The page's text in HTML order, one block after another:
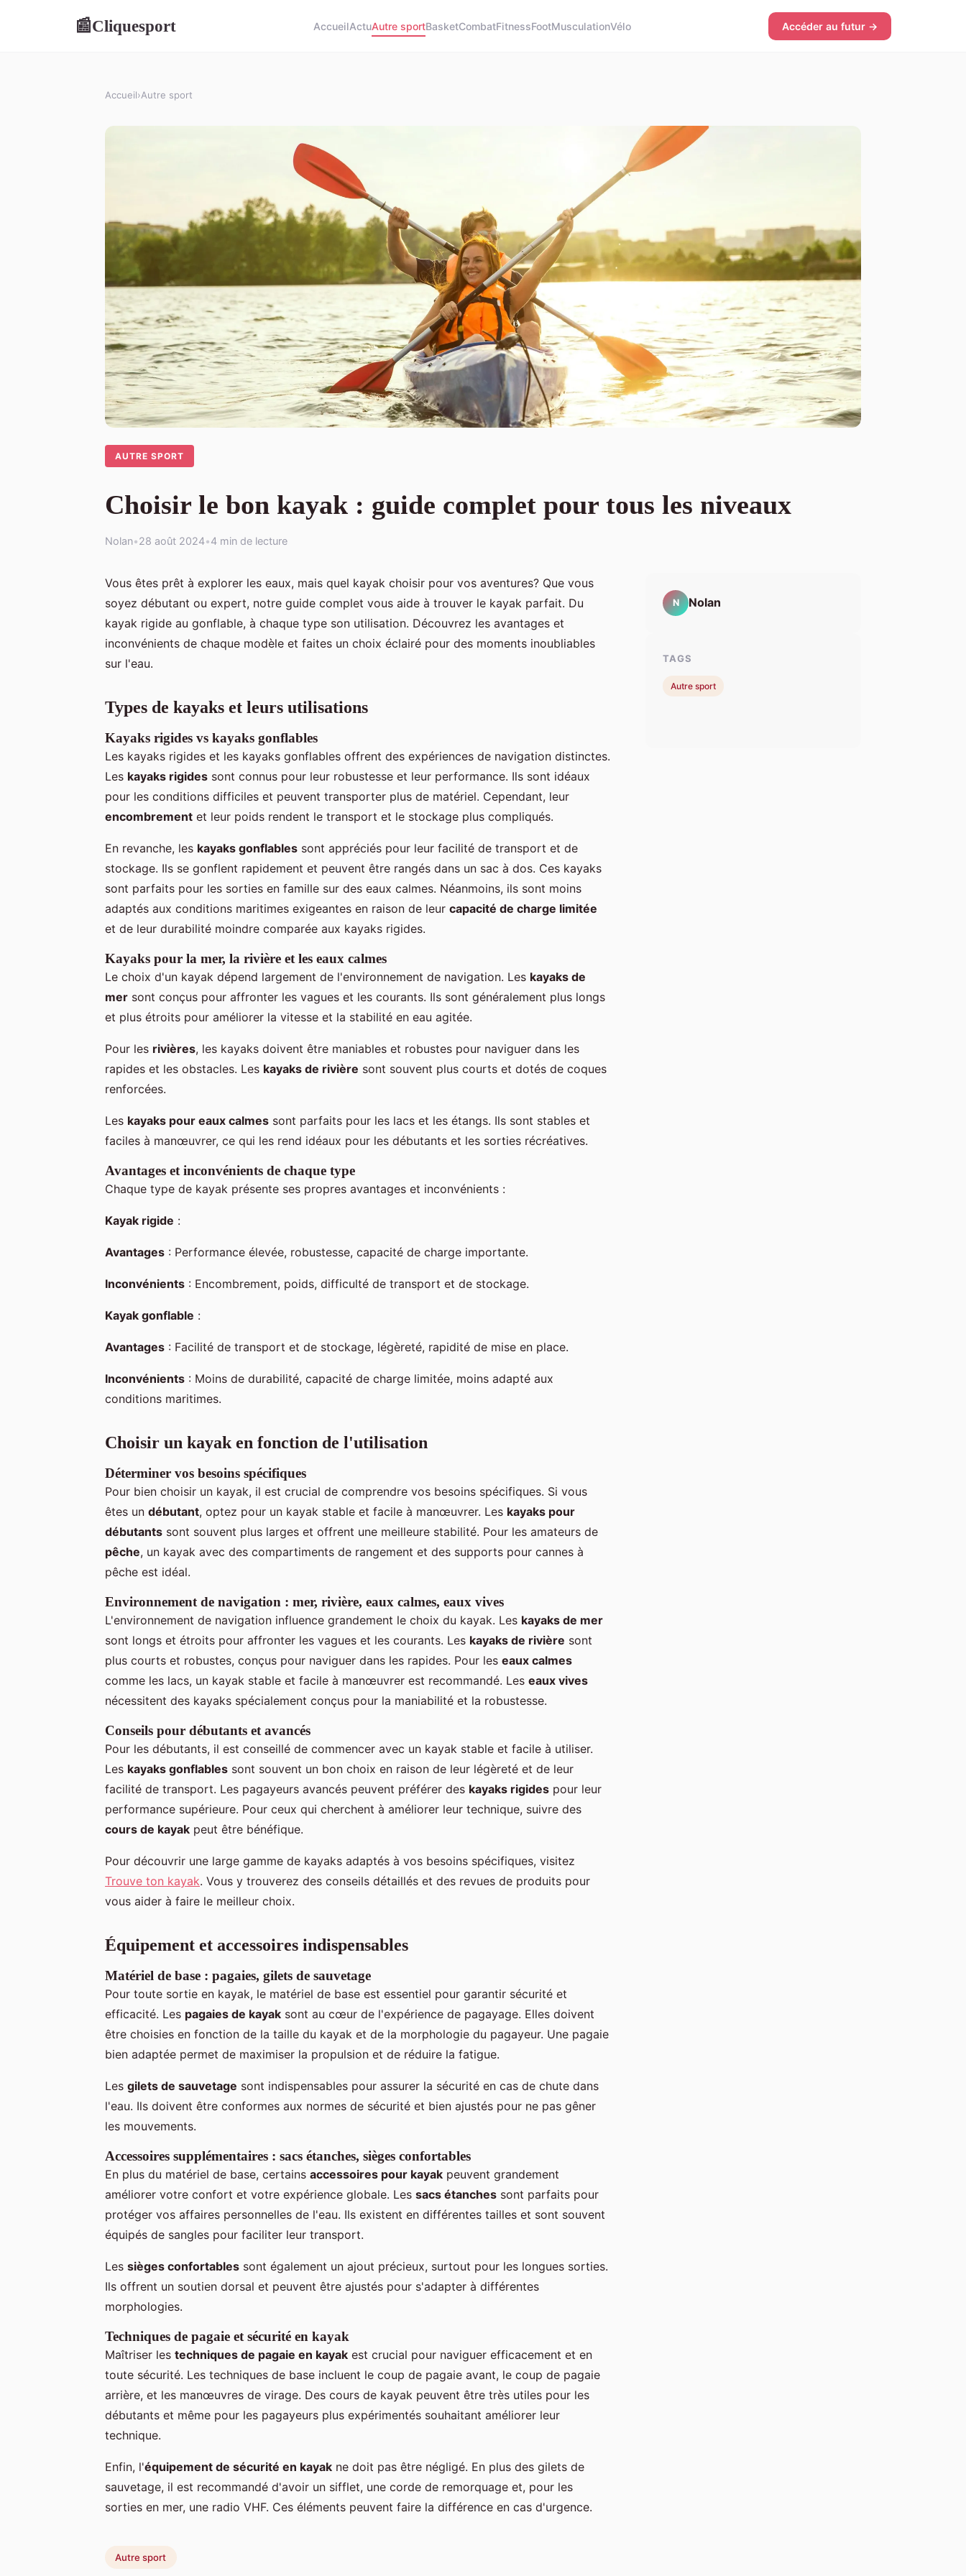
📰Cliquesport AccueilActuAutre sportBasketCombatFitnessFootMusculationVélo Accéder au futur →
Accueil›Autre sport
AUTRE SPORT
Choisir le bon kayak : guide complet pour tous les niveaux
Nolan•28 août 2024•4 min de lecture
Vous êtes prêt à explorer les eaux, mais quel kayak choisir pour vos aventures? Que vous
soyez débutant ou expert, notre guide complet vous aide à trouver le kayak parfait. Du
kayak rigide au gonflable, à chaque type son utilisation. Découvrez les avantages et
inconvénients de chaque modèle et faites un choix éclairé pour des moments inoubliables
sur l'eau.
Types de kayaks et leurs utilisations
Kayaks rigides vs kayaks gonflables
Les kayaks rigides et les kayaks gonflables offrent des expériences de navigation distinctes.
Les kayaks rigides sont connus pour leur robustesse et leur performance. Ils sont idéaux
pour les conditions difficiles et peuvent transporter plus de matériel. Cependant, leur
encombrement et leur poids rendent le transport et le stockage plus compliqués.
En revanche, les kayaks gonflables sont appréciés pour leur facilité de transport et de
stockage. Ils se gonflent rapidement et peuvent être rangés dans un sac à dos. Ces kayaks
sont parfaits pour les sorties en famille sur des eaux calmes. Néanmoins, ils sont moins
adaptés aux conditions maritimes exigeantes en raison de leur capacité de charge limitée
et de leur durabilité moindre comparée aux kayaks rigides.
Kayaks pour la mer, la rivière et les eaux calmes
Le choix d'un kayak dépend largement de l'environnement de navigation. Les kayaks de
mer sont conçus pour affronter les vagues et les courants. Ils sont généralement plus longs
et plus étroits pour améliorer la vitesse et la stabilité en eau agitée.
Pour les rivières, les kayaks doivent être maniables et robustes pour naviguer dans les
rapides et les obstacles. Les kayaks de rivière sont souvent plus courts et dotés de coques
renforcées.
Les kayaks pour eaux calmes sont parfaits pour les lacs et les étangs. Ils sont stables et
faciles à manœuvrer, ce qui les rend idéaux pour les débutants et les sorties récréatives.
Avantages et inconvénients de chaque type
Chaque type de kayak présente ses propres avantages et inconvénients :
Kayak rigide :
Avantages : Performance élevée, robustesse, capacité de charge importante.
Inconvénients : Encombrement, poids, difficulté de transport et de stockage.
Kayak gonflable :
Avantages : Facilité de transport et de stockage, légèreté, rapidité de mise en place.
Inconvénients : Moins de durabilité, capacité de charge limitée, moins adapté aux
conditions maritimes.
Choisir un kayak en fonction de l'utilisation
Déterminer vos besoins spécifiques
Pour bien choisir un kayak, il est crucial de comprendre vos besoins spécifiques. Si vous
êtes un débutant, optez pour un kayak stable et facile à manœuvrer. Les kayaks pour
débutants sont souvent plus larges et offrent une meilleure stabilité. Pour les amateurs de
pêche, un kayak avec des compartiments de rangement et des supports pour cannes à
pêche est idéal.
Environnement de navigation : mer, rivière, eaux calmes, eaux vives
L'environnement de navigation influence grandement le choix du kayak. Les kayaks de mer
sont longs et étroits pour affronter les vagues et les courants. Les kayaks de rivière sont
plus courts et robustes, conçus pour naviguer dans les rapides. Pour les eaux calmes
comme les lacs, un kayak stable et facile à manœuvrer est recommandé. Les eaux vives
nécessitent des kayaks spécialement conçus pour la maniabilité et la robustesse.
Conseils pour débutants et avancés
Pour les débutants, il est conseillé de commencer avec un kayak stable et facile à utiliser.
Les kayaks gonflables sont souvent un bon choix en raison de leur légèreté et de leur
facilité de transport. Les pagayeurs avancés peuvent préférer des kayaks rigides pour leur
performance supérieure. Pour ceux qui cherchent à améliorer leur technique, suivre des
cours de kayak peut être bénéfique.
Pour découvrir une large gamme de kayaks adaptés à vos besoins spécifiques, visitez
Trouve ton kayak. Vous y trouverez des conseils détaillés et des revues de produits pour
vous aider à faire le meilleur choix.
Équipement et accessoires indispensables
Matériel de base : pagaies, gilets de sauvetage
Pour toute sortie en kayak, le matériel de base est essentiel pour garantir sécurité et
efficacité. Les pagaies de kayak sont au cœur de l'expérience de pagayage. Elles doivent
être choisies en fonction de la taille du kayak et de la morphologie du pagayeur. Une pagaie
bien adaptée permet de maximiser la propulsion et de réduire la fatigue.
Les gilets de sauvetage sont indispensables pour assurer la sécurité en cas de chute dans
l'eau. Ils doivent être conformes aux normes de sécurité et bien ajustés pour ne pas gêner
les mouvements.
Accessoires supplémentaires : sacs étanches, sièges confortables
En plus du matériel de base, certains accessoires pour kayak peuvent grandement
améliorer votre confort et votre expérience globale. Les sacs étanches sont parfaits pour
protéger vos affaires personnelles de l'eau. Ils existent en différentes tailles et sont souvent
équipés de sangles pour faciliter leur transport.
Les sièges confortables sont également un ajout précieux, surtout pour les longues sorties.
Ils offrent un soutien dorsal et peuvent être ajustés pour s'adapter à différentes
morphologies.
Techniques de pagaie et sécurité en kayak
Maîtriser les techniques de pagaie en kayak est crucial pour naviguer efficacement et en
toute sécurité. Les techniques de base incluent le coup de pagaie avant, le coup de pagaie
arrière, et les manœuvres de virage. Des cours de kayak peuvent être très utiles pour les
débutants et même pour les pagayeurs plus expérimentés souhaitant améliorer leur
technique.
Enfin, l'équipement de sécurité en kayak ne doit pas être négligé. En plus des gilets de
sauvetage, il est recommandé d'avoir un sifflet, une corde de remorquage et, pour les
sorties en mer, une radio VHF. Ces éléments peuvent faire la différence en cas d'urgence.
Autre sport
N Nolan
TAGS
Autre sport